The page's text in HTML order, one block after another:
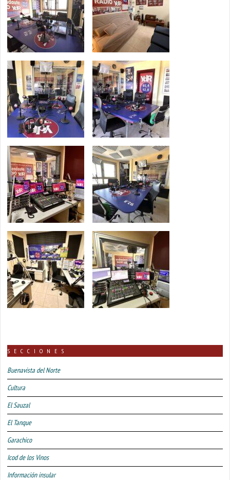
SECCIONES
Buenavista del Norte
Cultura
El Sauzal
El Tanque
Garachico
Icod de los Vinos
Información insular